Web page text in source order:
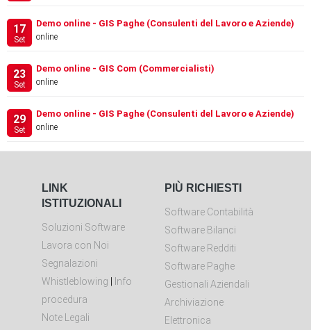
17
Set
Demo online - GIS Paghe (Consulenti del Lavoro e Aziende)
online
23
Set
Demo online - GIS Com (Commercialisti)
online
29
Set
Demo online - GIS Paghe (Consulenti del Lavoro e Aziende)
online
LINK
ISTITUZIONALI
Soluzioni Software
Lavora con Noi
Segnalazioni
Whistleblowing
Info
procedura
Note Legali
PIÙ RICHIESTI
Software Contabilità
Software Bilanci
Software Redditi
Software Paghe
Gestionali Aziendali
Archiviazione
Elettronica